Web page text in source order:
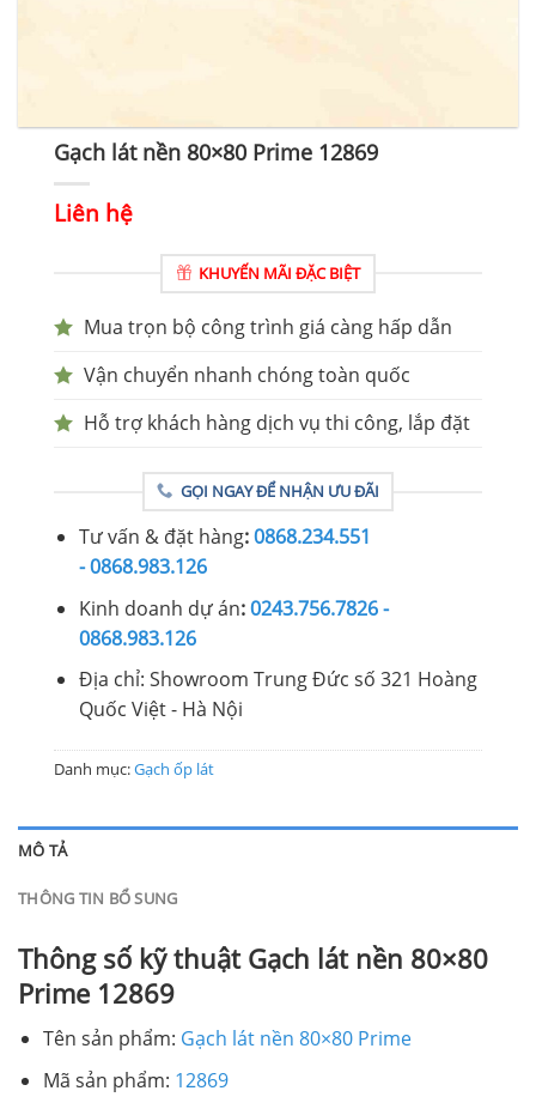
Gạch lát nền 80×80 Prime 12869
Liên hệ
KHUYẾN MÃI ĐẶC BIỆT
Mua trọn bộ công trình giá càng hấp dẫn
Vận chuyển nhanh chóng toàn quốc
Hỗ trợ khách hàng dịch vụ thi công, lắp đặt
GỌI NGAY ĐỂ NHẬN ƯU ĐÃI
Tư vấn & đặt hàng:0868.234.551
- 0868.983.126
Kinh doanh dự án:0243.756.7826 -
0868.983.126
Địa chỉ: Showroom Trung Đức số 321 Hoàng
Quốc Việt - Hà Nội
Danh mục:Gạch ốp lát
MÔ TẢ
THÔNG TIN BỔ SUNG
Thông số kỹ thuật Gạch lát nền 80×80
Prime 12869
Tên sản phẩm: Gạch lát nền 80×80 Prime
Mã sản phẩm: 12869